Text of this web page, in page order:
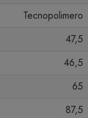
Tecnopolimero
47,5
46,5
65
87,5